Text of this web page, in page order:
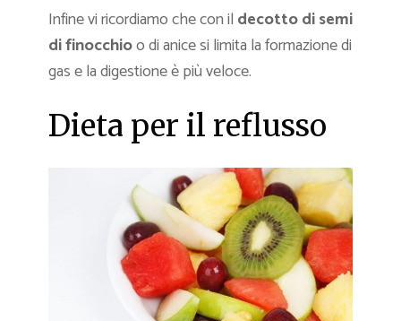
Infine vi ricordiamo che con il decotto di semi
di finocchioo di anice si limita la formazione di
gas e la digestione è più veloce.
Dieta per il reflusso